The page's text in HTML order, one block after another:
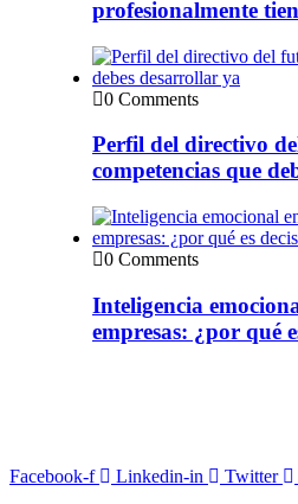
profesionalmente
0 Comments
Perfil del directivo
competencias que
0 Comments
Inteligencia
empresas: ¿por qué
Facebook-f Linkedin-in Twitter